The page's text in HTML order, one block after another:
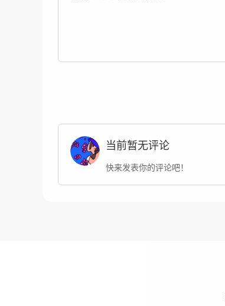
当前暂无评论
快来发表你的评论吧！